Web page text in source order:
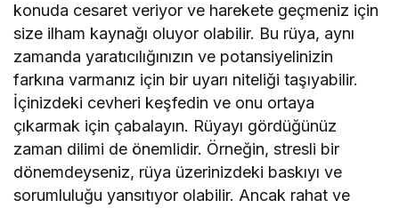
konuda cesaret veriyor ve harekete geçmeniz için
size ilham kaynağı oluyor olabilir. Bu rüya, aynı
zamanda yaratıcılığınızın ve potansiyelinizin
farkına varmanız için bir uyarı niteliği taşıyabilir.
İçinizdeki cevheri keşfedin ve onu ortaya
çıkarmak için çabalayın. Rüyayı gördüğünüz
zaman dilimi de önemlidir. Örneğin, stresli bir
dönemdeyseniz, rüya üzerinizdeki baskıyı ve
sorumluluğu yansıtıyor olabilir. Ancak rahat ve